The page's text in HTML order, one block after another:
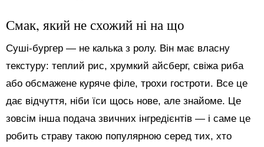
Смак, який не схожий ні на що
Суші-бургер — не калька з ролу. Він має власну
текстуру: теплий рис, хрумкий айсберг, свіжа риба
або обсмажене куряче філе, трохи гостроти. Все це
дає відчуття, ніби їси щось нове, але знайоме. Це
зовсім інша подача звичних інгредієнтів — і саме це
робить страву такою популярною серед тих, хто